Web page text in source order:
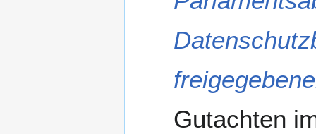
Gutachten